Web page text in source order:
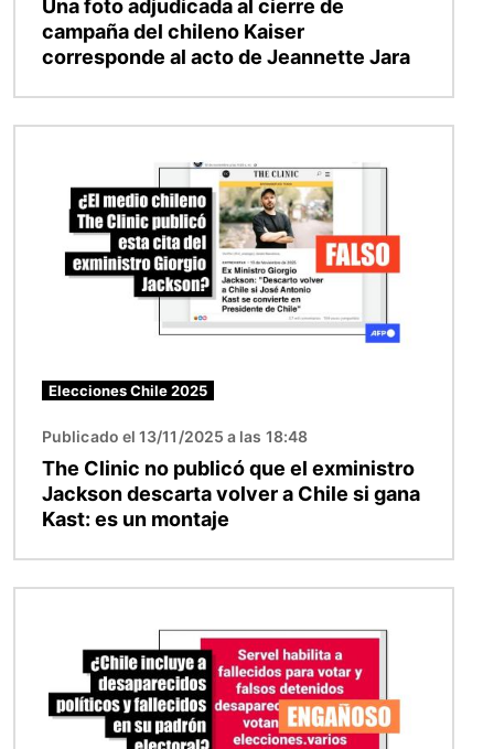
Una foto adjudicada al cierre de
campaña del chileno Kaiser
corresponde al acto de Jeannette Jara
Elecciones Chile 2025
Publicado el 13/11/2025 a las 18:48
The Clinic no publicó que el exministro
Jackson descarta volver a Chile si gana
Kast: es un montaje